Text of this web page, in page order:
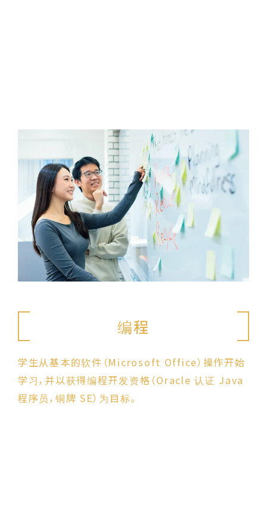
编程
学生从基本的软件（Microsoft Office）操作开始
学习，并以获得编程开发资格（Oracle 认证 Java
程序员，铜牌 SE）为目标。